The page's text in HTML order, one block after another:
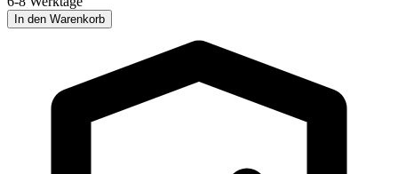
In den Warenkorb